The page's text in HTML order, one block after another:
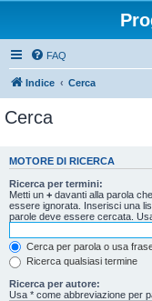
FAQ
Indice Cerca
Cerca
MOTORE DI RICERCA
Ricerca per termini:
Metti un + davanti alla parola
essere ignorata. Inserisci una
parole deve essere cercata.
Cerca per parola o usa
Ricerca qualsiasi termine
Ricerca per autore:
Usa * come abbreviazione per